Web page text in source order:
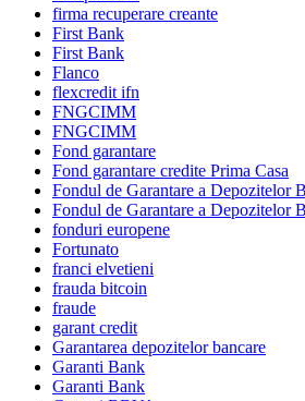
firma recuperare creante
First Bank
First Bank
Flanco
flexcredit ifn
FNGCIMM
FNGCIMM
Fond garantare
Fond garantare credite Prima Casa
Fondul de Garantare a Depozitelor
Fondul de Garantare a Depozitelor
fonduri europene
Fortunato
franci elvetieni
frauda bitcoin
fraude
garant credit
Garantarea depozitelor bancare
Garanti Bank
Garanti Bank